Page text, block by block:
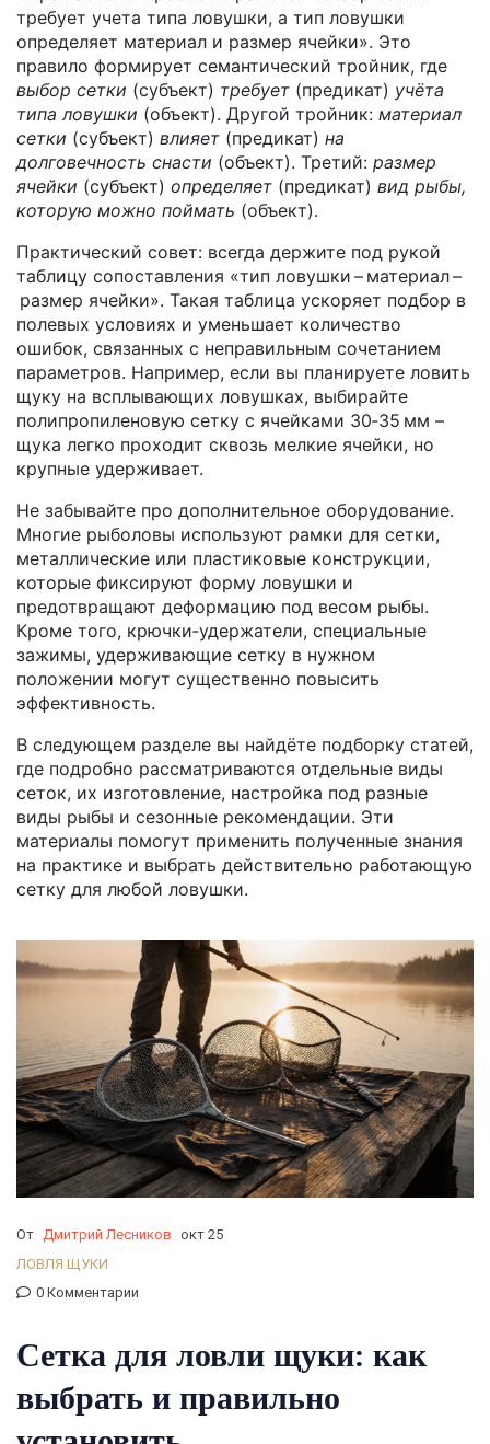
требует учета типа ловушки, а тип ловушки
определяет материал и размер ячейки». Это
правило формирует семантический тройник, где
выбор сетки (субъект) требует (предикат) учёта
типа ловушки (объект). Другой тройник: материал
сетки (субъект) влияет (предикат) на
долговечность снасти (объект). Третий: размер
ячейки (субъект) определяет (предикат) вид рыбы,
которую можно поймать (объект).
Практический совет: всегда держите под рукой
таблицу сопоставления «тип ловушки – материал –
размер ячейки». Такая таблица ускоряет подбор в
полевых условиях и уменьшает количество
ошибок, связанных с неправильным сочетанием
параметров. Например, если вы планируете ловить
щуку на всплывающих ловушках, выбирайте
полипропиленовую сетку с ячейками 30‑35 мм –
щука легко проходит сквозь мелкие ячейки, но
крупные удерживает.
Не забывайте про дополнительное оборудование.
Многие рыболовы используют рамки для сетки,
металлические или пластиковые конструкции,
которые фиксируют форму ловушки и
предотвращают деформацию под весом рыбы.
Кроме того, крючки‑удержатели, специальные
зажимы, удерживающие сетку в нужном
положении могут существенно повысить
эффективность.
В следующем разделе вы найдёте подборку статей,
где подробно рассматриваются отдельные виды
сеток, их изготовление, настройка под разные
виды рыбы и сезонные рекомендации. Эти
материалы помогут применить полученные знания
на практике и выбрать действительно работающую
сетку для любой ловушки.
От Дмитрий Лесников окт 25
ЛОВЛЯ ЩУКИ
0 Комментарии
Сетка для ловли щуки: как
выбрать и правильно